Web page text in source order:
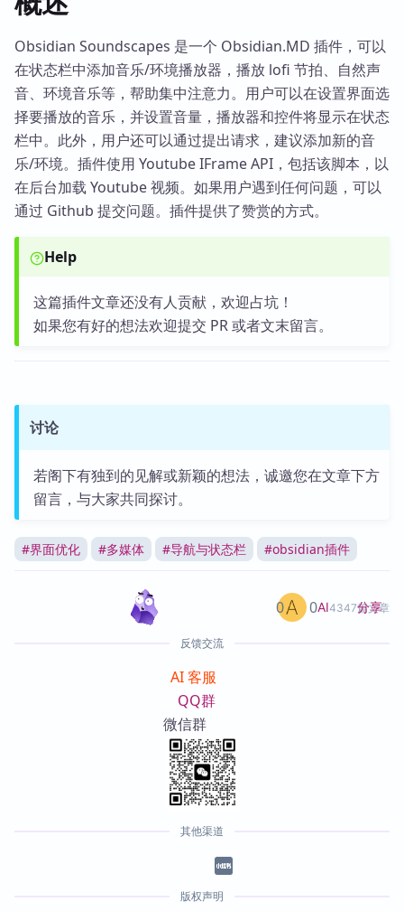
Obsidian Soundscapes 是一个 Obsidian.MD 插件，可以
在状态栏中添加音乐/环境播放器，播放 lofi 节拍、自然声
音、环境音乐等，帮助集中注意力。用户可以在设置界面选
择要播放的音乐，并设置音量，播放器和控件将显示在状态
栏中。此外，用户还可以通过提出请求，建议添加新的音
乐/环境。插件使用 Youtube IFrame API，包括该脚本，以
在后台加载 Youtube 视频。如果用户遇到任何问题，可以
通过 Github 提交问题。插件提供了赞赏的方式。
Help
这篇插件文章还没有人贡献，欢迎占坑！
如果您有好的想法欢迎提交 PR 或者文末留言。
讨论
若阁下有独到的见解或新颖的想法，诚邀您在文章下方
留言，与大家共同探讨。
#界面优化 #多媒体 #导航与状态栏 #obsidian插件
AI4347篇文章
0 0 分享
反馈交流
AI 客服
QQ群
微信群
其他渠道
版权声明